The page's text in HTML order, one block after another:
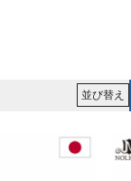
並び替え